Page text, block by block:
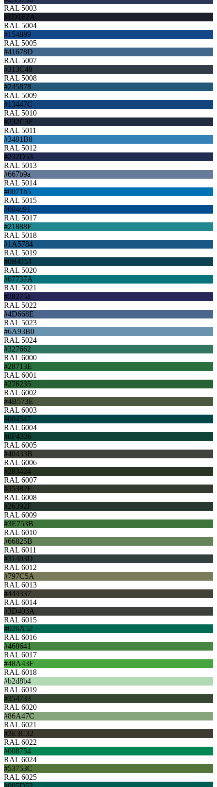
RAL 5003
#1D1F2A
RAL 5004
#154889
RAL 5005
#41678D
RAL 5007
#313C48
RAL 5008
#245878
RAL 5009
#13447C
RAL 5010
#232C3F
RAL 5011
#3481B8
RAL 5012
#232D53
RAL 5013
#667b9a
RAL 5014
#0071b5
RAL 5015
#004c91
RAL 5017
#21888F
RAL 5018
#1A5784
RAL 5019
#0B4151
RAL 5020
#07737A
RAL 5021
#28275a
RAL 5022
#4D668E
RAL 5023
#6A93B0
RAL 5024
#327662
RAL 6000
#28713E
RAL 6001
#276235
RAL 6002
#4B573E
RAL 6003
#004547
RAL 6004
#0F4336
RAL 6005
#40433B
RAL 6006
#283424
RAL 6007
#35382E
RAL 6008
#26392F
RAL 6009
#3E753B
RAL 6010
#66825B
RAL 6011
#31403D
RAL 6012
#797C5A
RAL 6013
#444337
RAL 6014
#3D403A
RAL 6015
#026A52
RAL 6016
#468641
RAL 6017
#48A43F
RAL 6018
#b2d8b4
RAL 6019
#354733
RAL 6020
#86A47C
RAL 6021
#3E3C32
RAL 6022
#008754
RAL 6024
#53753C
RAL 6025